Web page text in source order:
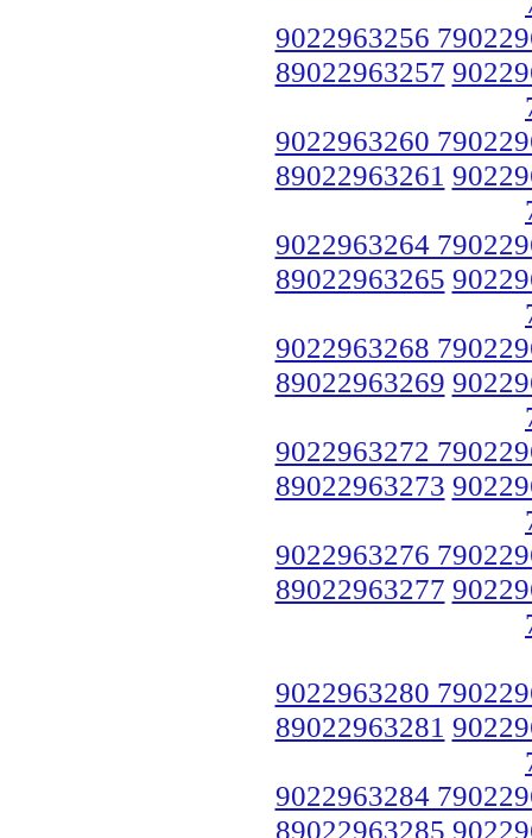
9022963256
89022963257
9022963260
89022963261
9022963264
89022963265
9022963268
89022963269
9022963272
89022963273
9022963276
89022963277
9022963280
89022963281
9022963284
89022963285